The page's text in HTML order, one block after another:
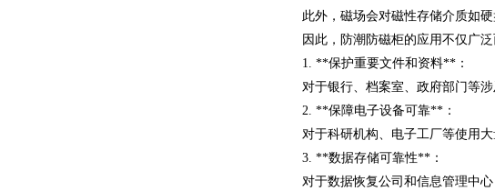
此外，磁场会对磁性存储介质如
因此，防潮防磁柜的应用不仅广泛
1. **保护重要文件和资料**：
对于银行、档案室、政府部门等
2. **保障电子设备可靠**：
对于科研机构、电子工厂等使用
3. **数据存储可靠性**：
对于数据恢复公司和信息管理中